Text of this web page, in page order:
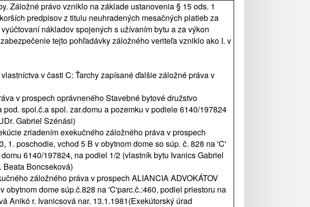
Záložné právo vzniklo na základe ustanovenia § 15 ods. 1
predpisov z titulu neuhradených mesačných platieb za
nákladov spojených s užívaním bytu a za výkon
tejto pohľadávky záložného veriteľa vzniklo ako I. v
v časti C: Ťarchy zapísané ďalšie záložné práva v
v prospech oprávneného Stavebné bytové družstvo
spol.č.a spol. zar.domu a pozemku v podiele 6140/197824
Gabriel Szénási)
zriadením exekučného záložného práva v prospech
1. poschodie, vchod 5 B v obytnom dome so súp. č. 828 na 'C'
6140/197824, na podiel 1/2 (vlastník bytu Ivanics Gabriel
Beata Boncseková)
záložného práva v prospech ALIANCIA ADVOKÁTOV
dome súp.č.828 na 'C'parc.č.:460, podiel priestoru na
Anikó r. Ivanicsová nar. 13.1.1981(Exekútorský úrad